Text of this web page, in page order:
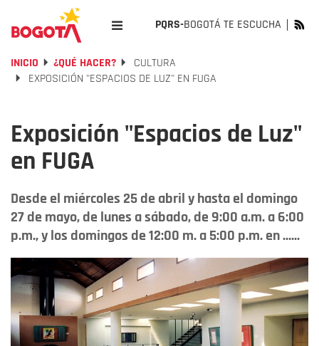
PQRS-BOGOTÁ TE ESCUCHA
INICIO ¿QUÉ HACER?
CULTURA
EXPOSICIÓN "ESPACIOS DE LUZ" EN FUGA
Exposición "Espacios de Luz"
en FUGA
Desde el miércoles 25 de abril y hasta el domingo
27 de mayo, de lunes a sábado, de 9:00 a.m. a 6:00
p.m., y los domingos de 12:00 m. a 5:00 p.m. en ......